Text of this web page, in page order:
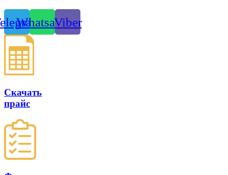
WhatsappViber
Скачать
прайс